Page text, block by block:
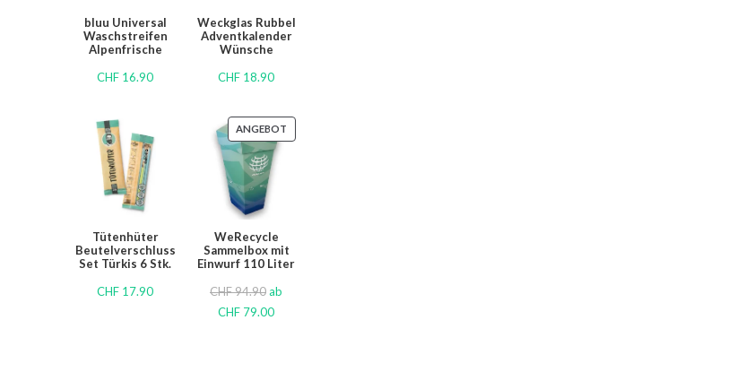
bluu Universal
Waschstreifen
Alpenfrische
CHF 16.90
Weckglas Rubbel
Adventkalender
Wünsche
CHF 18.90
Tütenhüter
Beutelverschluss
Set Türkis 6 Stk.
CHF 17.90
ANGEBOT
WeRecycle
Sammelbox mit
Einwurf 110 Liter
CHF94.90ab
CHF 79.00